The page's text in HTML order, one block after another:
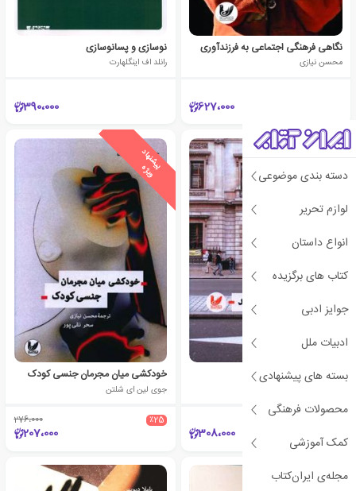
دسته بندی موضوعی
لوازم تحریر
انواع داستان
کتاب های برگزیده
جوایز ادبی
ادبیات ملل
بسته های پیشنهادی
محصولات فرهنگی
کمک آموزشی
مجله‌ی ایران‌کتاب
نگاهی فرهنگی اجتماعی به فرزندآوری
محسن نیازی
627،000
نوسازی و پسانوسازی
رانلد اف اینگلهارت
390،000
شهر، خیابان و شهروند
308،000
پ
ی
ش
ن
ه
ا
د
و
ی
ژ
ه
خودکشی میان مجرمان جنسی کودک
جوی لین ای شلتن
٪25 276،000
207،000